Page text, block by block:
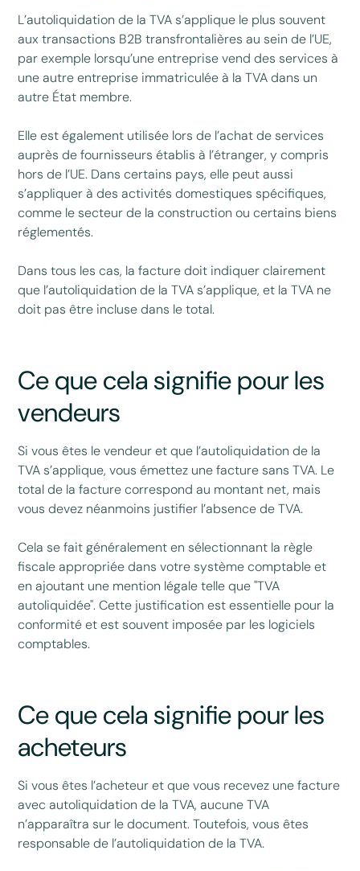
L’autoliquidation de la TVA s’applique le plus souvent
aux transactions B2B transfrontalières au sein de l’UE,
par exemple lorsqu’une entreprise vend des services à
une autre entreprise immatriculée à la TVA dans un
autre État membre.
Elle est également utilisée lors de l’achat de services
auprès de fournisseurs établis à l’étranger, y compris
hors de l’UE. Dans certains pays, elle peut aussi
s’appliquer à des activités domestiques spécifiques,
comme le secteur de la construction ou certains biens
réglementés.
Dans tous les cas, la facture doit indiquer clairement
que l’autoliquidation de la TVA s’applique, et la TVA ne
doit pas être incluse dans le total.
Ce que cela signifie pour les
vendeurs
Si vous êtes le vendeur et que l’autoliquidation de la
TVA s’applique, vous émettez une facture sans TVA. Le
total de la facture correspond au montant net, mais
vous devez néanmoins justifier l’absence de TVA.
Cela se fait généralement en sélectionnant la règle
fiscale appropriée dans votre système comptable et
en ajoutant une mention légale telle que "TVA
autoliquidée". Cette justification est essentielle pour la
conformité et est souvent imposée par les logiciels
comptables.
Ce que cela signifie pour les
acheteurs
Si vous êtes l’acheteur et que vous recevez une facture
avec autoliquidation de la TVA, aucune TVA
n’apparaîtra sur le document. Toutefois, vous êtes
responsable de l’autoliquidation de la TVA.